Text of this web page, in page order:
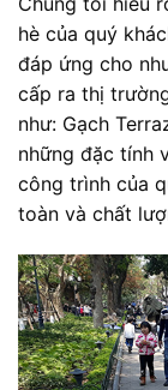
hè của quý
đáp ứng cho
cấp ra thị
như: Gạch
những đặc tính
công trình của
toàn và chất